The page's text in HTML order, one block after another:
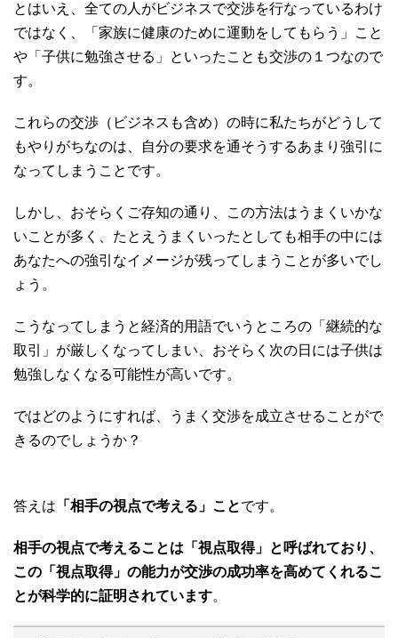
とはいえ、全ての人がビジネスで交渉を行なっているわけ
ではなく、「家族に健康のために運動をしてもらう」こと
や「子供に勉強させる」といったことも交渉の１つなので
す。
これらの交渉（ビジネスも含め）の時に私たちがどうして
もやりがちなのは、自分の要求を通そうするあまり強引に
なってしまうことです。
しかし、おそらくご存知の通り、この方法はうまくいかな
いことが多く、たとえうまくいったとしても相手の中には
あなたへの強引なイメージが残ってしまうことが多いでし
ょう。
こうなってしまうと経済的用語でいうところの「継続的な
取引」が厳しくなってしまい、おそらく次の日には子供は
勉強しなくなる可能性が高いです。
ではどのようにすれば、うまく交渉を成立させることがで
きるのでしょうか？
答えは 「相手の視点で考える」ことです。
相手の視点で考えることは「視点取得」と呼ばれており、
この「視点取得」の能力が交渉の成功率を高めてくれるこ
とが科学的に証明されています。